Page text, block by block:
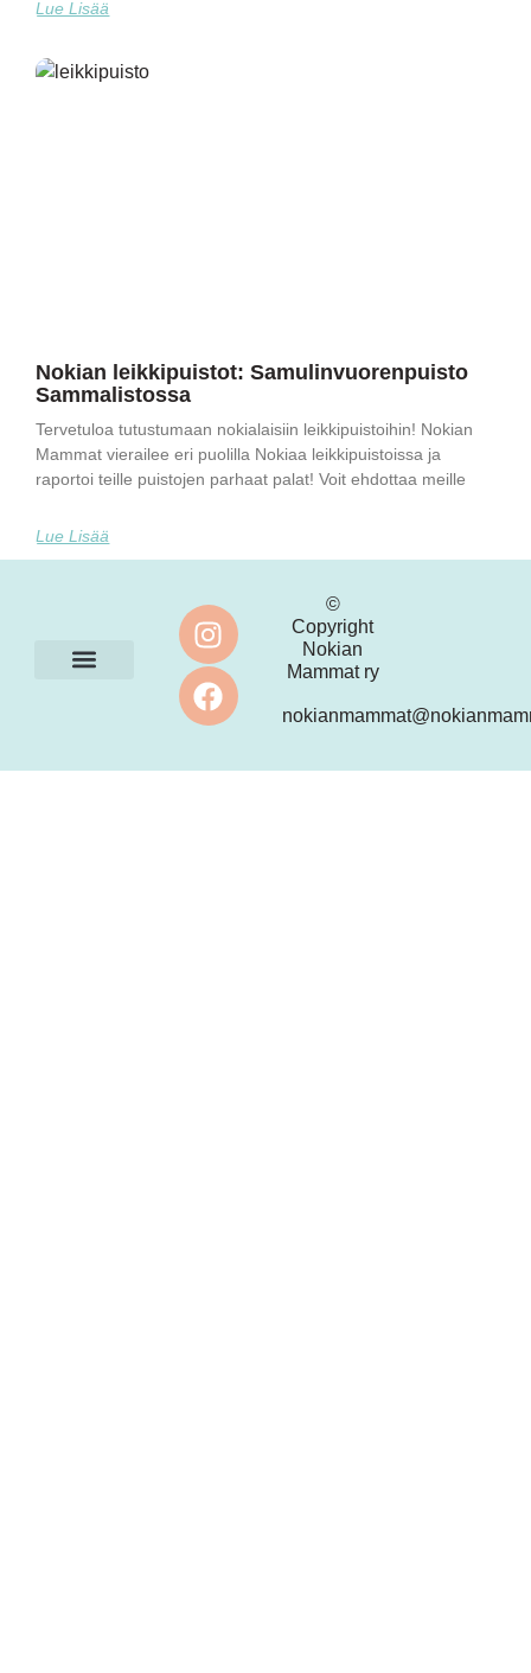
Lue Lisää
Nokian leikkipuistot: Samulinvuorenpuisto
Sammalistossa
Tervetuloa tutustumaan nokialaisiin leikkipuistoihin! Nokian
Mammat vierailee eri puolilla Nokiaa leikkipuistoissa ja
raportoi teille puistojen parhaat palat! Voit ehdottaa meille
Lue Lisää
©
Copyright
Nokian
Mammat ry